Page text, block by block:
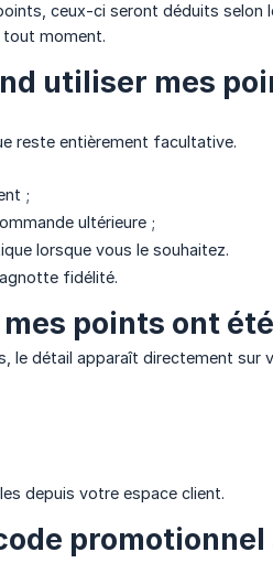
ceux-ci seront déduits selon
moment.
utiliser mes
reste entièrement facultative.
;
ultérieure ;
lorsque vous le souhaitez.
fidélité.
points ont
le détail apparaît directement sur
depuis votre espace client.
promotionnel